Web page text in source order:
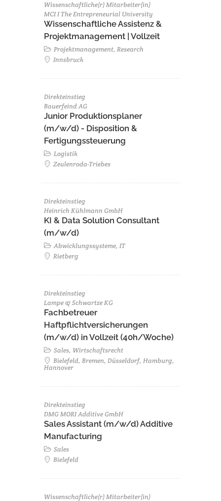
Wissenschaftliche(r) Mitarbeiter(in)
MCI I The Entrepreneurial University
Wissenschaftliche Assistenz &
Projektmanagement | Vollzeit
Projektmanagement, Research
Innsbruck
Direkteinstieg
Bauerfeind AG
Junior Produktionsplaner
(m/w/d) - Disposition &
Fertigungssteuerung
Logistik
Zeulenroda-Triebes
Direkteinstieg
Heinrich Kühlmann GmbH
KI & Data Solution Consultant
(m/w/d)
Abwicklungssysteme, IT
Rietberg
Direkteinstieg
Lampe & Schwartze KG
Fachbetreuer
Haftpflichtversicherungen
(m/w/d) in Vollzeit (40h/Woche)
Sales, Wirtschaftsrecht
Bielefeld, Bremen, Düsseldorf, Hamburg,
Hannover
Direkteinstieg
DMG MORI Additive GmbH
Sales Assistant (m/w/d) Additive
Manufacturing
Sales
Bielefeld
Wissenschaftliche(r) Mitarbeiter(in)